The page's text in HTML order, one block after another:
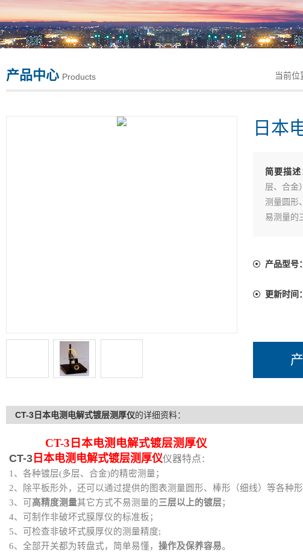
产品中心 Products 当前位
日本
简要描述
层、合金
测量圆形
易测量的
产品型号：
更新时间：
CT-3日本电测电解式镀层测厚仪的详细资料：
CT-3 日本电测 电解式镀层测厚仪
CT-3日本电测 电解式镀层测厚仪仪器特点：
1、各种镀层(多层、合金)的精密测量；
2、除平板形外，还可以通过提供的图表测量圆形、棒形（细线）等各种
3、可 高精度测量其它方式不易测量的三层以上的镀层；
4、可制作非破坏式膜厚仪的标准板；
5、可检查非破坏式膜厚仪的测量精度;
6、全部开关都为转盘式，简单易懂， 操作及保养容易。